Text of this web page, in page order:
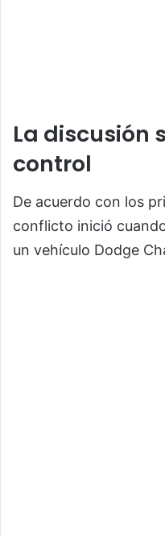
La discusión
control
De acuerdo con los
conflicto inició
un vehículo Dodge